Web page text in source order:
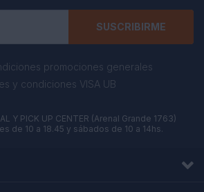
SUSCRIBIRME
promociones generales
y condiciones VISA UB
Y PICK UP CENTER (Arenal Grande 1763)
de 10 a 18.45 y sábados de 10 a 14hs.